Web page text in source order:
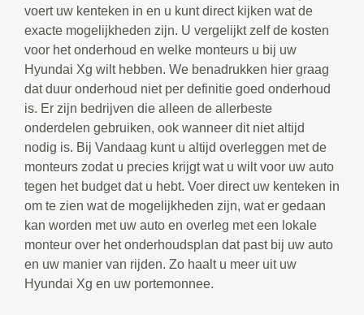
voert uw kenteken in en u kunt direct kijken wat de
exacte mogelijkheden zijn. U vergelijkt zelf de kosten
voor het onderhoud en welke monteurs u bij uw
Hyundai Xg wilt hebben. We benadrukken hier graag
dat duur onderhoud niet per definitie goed onderhoud
is. Er zijn bedrijven die alleen de allerbeste
onderdelen gebruiken, ook wanneer dit niet altijd
nodig is. Bij Vandaag kunt u altijd overleggen met de
monteurs zodat u precies krijgt wat u wilt voor uw auto
tegen het budget dat u hebt. Voer direct uw kenteken in
om te zien wat de mogelijkheden zijn, wat er gedaan
kan worden met uw auto en overleg met een lokale
monteur over het onderhoudsplan dat past bij uw auto
en uw manier van rijden. Zo haalt u meer uit uw
Hyundai Xg en uw portemonnee.